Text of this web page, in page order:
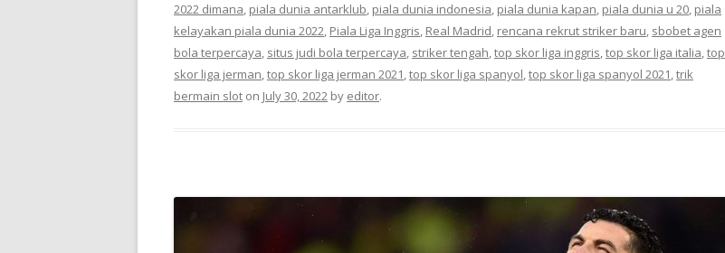
2022 dimana, piala dunia antarklub, piala dunia indonesia, piala dunia kapan, piala dunia u 20, piala
kelayakan piala dunia 2022, Piala Liga Inggris, Real Madrid, rencana rekrut striker baru, sbobet agen
bola terpercaya, situs judi bola terpercaya, striker tengah,top skor liga inggris,top skor liga italia,top
skor liga jerman,top skor liga jerman 2021,top skor liga spanyol,top skor liga spanyol 2021,trik
bermain slot on July 30, 2022 by editor.